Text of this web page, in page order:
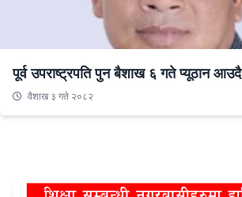
पूर्व उपराष्ट्रपति पुन बैशाख ६ गते प्यूठान आउदै
वैशाख ३ गते २०८२